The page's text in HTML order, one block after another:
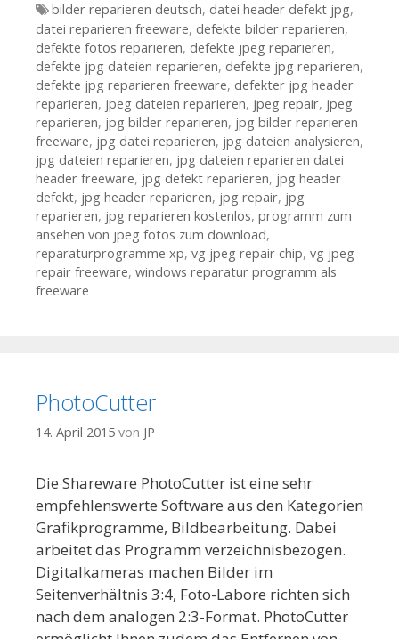
Tags
bilder reparieren deutsch, datei header defekt jpg,
datei reparieren freeware, defekte bilder reparieren,
defekte fotos reparieren, defekte jpeg reparieren,
defekte jpg dateien reparieren, defekte jpg reparieren,
defekte jpg reparieren freeware, defekter jpg header
reparieren, jpeg dateien reparieren, jpeg repair, jpeg
reparieren, jpg bilder reparieren, jpg bilder reparieren
freeware, jpg datei reparieren, jpg dateien analysieren,
jpg dateien reparieren, jpg dateien reparieren datei
header freeware, jpg defekt reparieren, jpg header
defekt, jpg header reparieren, jpg repair, jpg
reparieren, jpg reparieren kostenlos, programm zum
ansehen von jpeg fotos zum download,
reparaturprogramme xp, vg jpeg repair chip, vg jpeg
repair freeware, windows reparatur programm als
freeware
PhotoCutter
14. April 2015 von JP
Die Shareware PhotoCutter ist eine sehr
empfehlenswerte Software aus den Kategorien
Grafikprogramme, Bildbearbeitung. Dabei
arbeitet das Programm verzeichnisbezogen.
Digitalkameras machen Bilder im
Seitenverhältnis 3:4, Foto-Labore richten sich
nach dem analogen 2:3-Format. PhotoCutter